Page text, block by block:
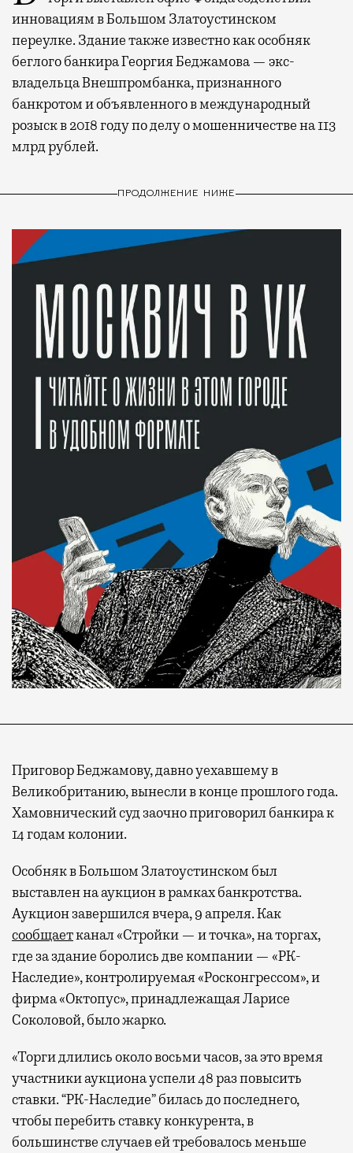
инновациям в Большом Златоустинском
переулке. Здание также известно как особняк
беглого банкира Георгия Беджамова — экс-
владельца Внешпромбанка, признанного
банкротом и объявленного в международный
розыск в 2018 году по делу о мошенничестве на 113
млрд рублей.
ПРОДОЛЖЕНИЕ НИЖЕ
Приговор Беджамову, давно уехавшему в
Великобританию, вынесли в конце прошлого года.
Хамовнический суд заочно приговорил банкира к
14 годам колонии.
Особняк в Большом Златоустинском был
выставлен на аукцион в рамках банкротства.
Аукцион завершился вчера, 9 апреля. Как
сообщаетканал «Стройки — и точка», на торгах,
где за здание боролись две компании — «РК-
Наследие», контролируемая «Росконгрессом», и
фирма «Октопус», принадлежащая Ларисе
Соколовой, было жарко.
«Торги длились около восьми часов, за это время
участники аукциона успели 48 раз повысить
ставки. “РК-Наследие” билась до последнего,
чтобы перебить ставку конкурента, в
большинстве случаев ей требовалось меньше